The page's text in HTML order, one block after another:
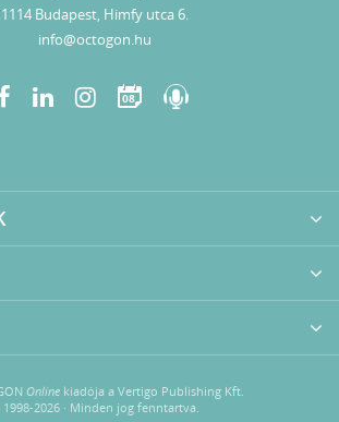
1114 Budapest, Himfy utca 6.
info@octogon.hu
08
Online kiadója a Vertigo Publishing Kft.
2026 · Minden jog fenntartva.